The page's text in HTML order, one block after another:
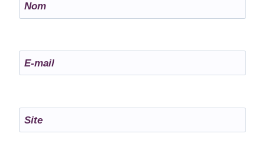
Nom
E-mail
Site